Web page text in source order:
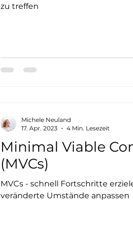
zu treffen
Minimal Viable
(MVCs)
MVCs - schnell Fortschritte
veränderte Umstände anpassen
Michele Neuland
17. Apr. 2023
4 Min. Lesezeit